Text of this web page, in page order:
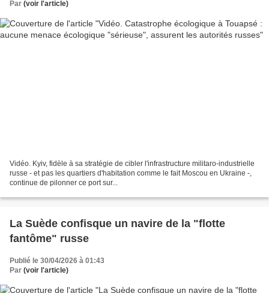
Par (voir l'article)
Vidéo. Kyiv, fidèle à sa stratégie de cibler l'infrastructure militaro-industrielle
russe - et pas les quartiers d'habitation comme le fait Moscou en Ukraine -,
continue de pilonner ce port sur...
La Suède confisque un navire de la "flotte
fantôme" russe
Publié le 30/04/2026 à 01:43
Par (voir l'article)